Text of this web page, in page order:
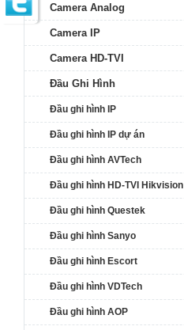
Camera Analog
Camera IP
Camera HD-TVI
Đầu Ghi Hình
Đầu ghi hình IP
Đầu ghi hình IP dự án
Đầu ghi hình AVTech
Đầu ghi hình HD-TVI Hikvision
Đầu ghi hình Questek
Đầu ghi hình Sanyo
Đầu ghi hình Escort
Đầu ghi hình VDTech
Đầu ghi hình AOP